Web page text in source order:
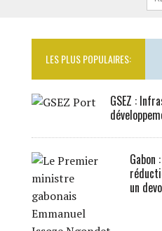
LES PLUS POPULAIRES:
GSEZ :
un